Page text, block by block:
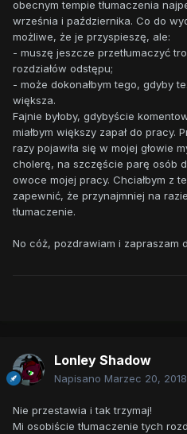
obecnym tempie tłumaczenia
września i października. Co do
możliwe, że je przyspieszę, ale:
- muszę jeszcze przetłumaczyć
rozdziałów odstępu;
- może dokonałbym tego, gdyby
większa.
Fajnie byłoby, gdybyście
miałbym większy zapał do pracy.
razy pojawiła się w mojej głowie
cholerę, na szczęście parę osób
owoce mojej pracy. Chciałbym z
zapewnić, że przynajmniej na
tłumaczenie.
No cóż, pozdrawiam i zapraszam
Lonley Shadow
Napisano Marzec 20, 2018
Nie przestawia i tak trzymaj!
Mi osobiście tłumaczenie tych